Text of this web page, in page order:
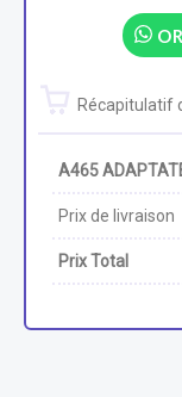
Récapitulatif
A465
Prix de livraison
Prix Total